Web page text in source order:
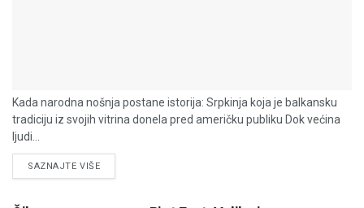
Kada narodna nošnja postane istorija: Srpkinja koja je balkansku
tradiciju iz svojih vitrina donela pred američku publiku Dok većina
ljudi...
SAZNAJTE VIŠEDETAILS